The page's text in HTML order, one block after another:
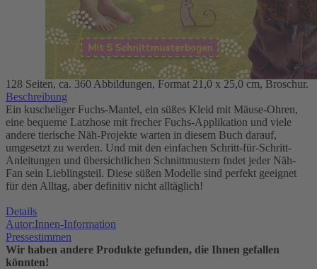
oder im Handel kaufen
Zur Wunschliste hinzufügen
Sofort lieferbar
Für kleine Entdecker genäht: Tierisch süße Kinderkleidung.
Kleidchen, Hosen, Mantel und vieles mehr.
128 Seiten, ca. 360 Abbildungen, Format 21,0 x 25,0 cm, Broschur.
Beschreibung
Ein kuscheliger Fuchs-Mantel, ein süßes Kleid mit Mäuse-Ohren,
eine bequeme Latzhose mit frecher Fuchs-Applikation und viele
andere tierische Näh-Projekte warten in diesem Buch darauf,
umgesetzt zu werden. Und mit den einfachen Schritt-für-Schritt-
Anleitungen und übersichtlichen Schnittmustern fndet jeder Näh-
Fan sein Lieblingsteil. Diese süßen Modelle sind perfekt geeignet
für den Alltag, aber definitiv nicht alltäglich!
Details
Autor:Innen-Information
Pressestimmen
Wir haben andere Produkte gefunden, die Ihnen gefallen
könnten!